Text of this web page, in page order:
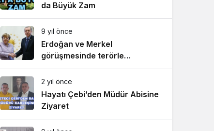
da Büyük Zam
9 yıl önce
Erdoğan ve Merkel
görüşmesinde terörle
mücadelede işbirliği vurgusu
2 yıl önce
Hayatı Çebi’den Müdür Abisine
Ziyaret